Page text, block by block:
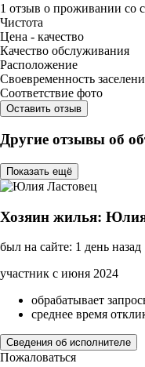
1 отзыв о проживании со
Чистота
Цена - качество
Качество обслуживания
Расположение
Своевременность
Соответствие фото
Оставить отзыв
Другие отзывы об
Показать ещё
Хозяин жилья:
был на сайте: 1 день назад
участник с июня 2024
обрабатывает
среднее время
Сведения об исполнителе
Пожаловаться